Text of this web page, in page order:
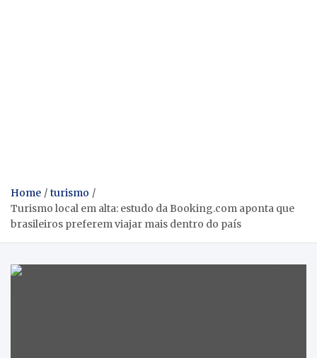
Home
turismo
Turismo local em alta: estudo da Booking.com aponta que
brasileiros preferem viajar mais dentro do país